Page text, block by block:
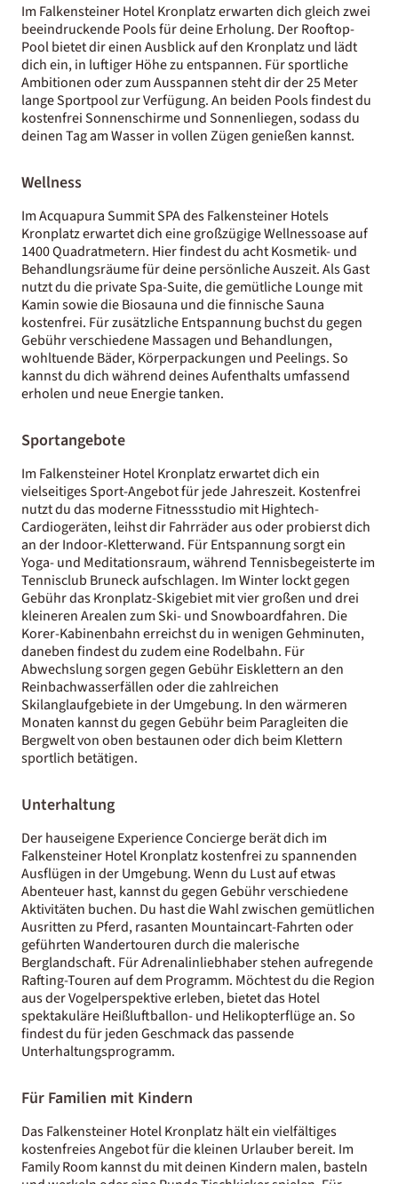
Im Falkensteiner Hotel Kronplatz erwarten dich gleich zwei
beeindruckende Pools für deine Erholung. Der Rooftop-
Pool bietet dir einen Ausblick auf den Kronplatz und lädt
dich ein, in luftiger Höhe zu entspannen. Für sportliche
Ambitionen oder zum Ausspannen steht dir der 25 Meter
lange Sportpool zur Verfügung. An beiden Pools findest du
kostenfrei Sonnenschirme und Sonnenliegen, sodass du
deinen Tag am Wasser in vollen Zügen genießen kannst.
Wellness
Im Acquapura Summit SPA des Falkensteiner Hotels
Kronplatz erwartet dich eine großzügige Wellnessoase auf
1400 Quadratmetern. Hier findest du acht Kosmetik- und
Behandlungsräume für deine persönliche Auszeit. Als Gast
nutzt du die private Spa-Suite, die gemütliche Lounge mit
Kamin sowie die Biosauna und die finnische Sauna
kostenfrei. Für zusätzliche Entspannung buchst du gegen
Gebühr verschiedene Massagen und Behandlungen,
wohltuende Bäder, Körperpackungen und Peelings. So
kannst du dich während deines Aufenthalts umfassend
erholen und neue Energie tanken.
Sportangebote
Im Falkensteiner Hotel Kronplatz erwartet dich ein
vielseitiges Sport-Angebot für jede Jahreszeit. Kostenfrei
nutzt du das moderne Fitnessstudio mit Hightech-
Cardiogeräten, leihst dir Fahrräder aus oder probierst dich
an der Indoor-Kletterwand. Für Entspannung sorgt ein
Yoga- und Meditationsraum, während Tennisbegeisterte im
Tennisclub Bruneck aufschlagen. Im Winter lockt gegen
Gebühr das Kronplatz-Skigebiet mit vier großen und drei
kleineren Arealen zum Ski- und Snowboardfahren. Die
Korer-Kabinenbahn erreichst du in wenigen Gehminuten,
daneben findest du zudem eine Rodelbahn. Für
Abwechslung sorgen gegen Gebühr Eisklettern an den
Reinbachwasserfällen oder die zahlreichen
Skilanglaufgebiete in der Umgebung. In den wärmeren
Monaten kannst du gegen Gebühr beim Paragleiten die
Bergwelt von oben bestaunen oder dich beim Klettern
sportlich betätigen.
Unterhaltung
Der hauseigene Experience Concierge berät dich im
Falkensteiner Hotel Kronplatz kostenfrei zu spannenden
Ausflügen in der Umgebung. Wenn du Lust auf etwas
Abenteuer hast, kannst du gegen Gebühr verschiedene
Aktivitäten buchen. Du hast die Wahl zwischen gemütlichen
Ausritten zu Pferd, rasanten Mountaincart-Fahrten oder
geführten Wandertouren durch die malerische
Berglandschaft. Für Adrenalinliebhaber stehen aufregende
Rafting-Touren auf dem Programm. Möchtest du die Region
aus der Vogelperspektive erleben, bietet das Hotel
spektakuläre Heißluftballon- und Helikopterflüge an. So
findest du für jeden Geschmack das passende
Unterhaltungsprogramm.
Für Familien mit Kindern
Das Falkensteiner Hotel Kronplatz hält ein vielfältiges
kostenfreies Angebot für die kleinen Urlauber bereit. Im
Family Room kannst du mit deinen Kindern malen, basteln